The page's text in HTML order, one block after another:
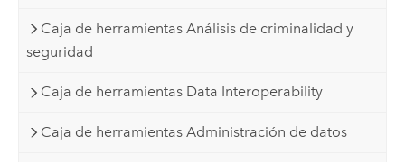
Caja de herramientas Análisis de criminalidad y
seguridad
Caja de herramientas Data Interoperability
Caja de herramientas Administración de datos